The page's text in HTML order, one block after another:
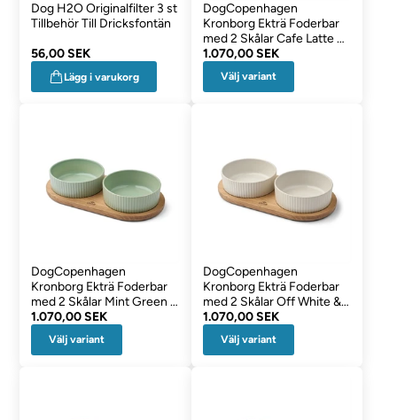
Dog H2O Originalfilter 3 st
Tillbehör Till Dricksfontän
56,00 SEK
Lägg i varukorg
DogCopenhagen
Kronborg Ekträ Foderbar
med 2 Skålar Cafe Latte &
Oak
1.070,00 SEK
Välj variant
DogCopenhagen
Kronborg Ekträ Foderbar
med 2 Skålar Mint Green &
Oak
1.070,00 SEK
Välj variant
DogCopenhagen
Kronborg Ekträ Foderbar
med 2 Skålar Off White &
Oak
1.070,00 SEK
Välj variant